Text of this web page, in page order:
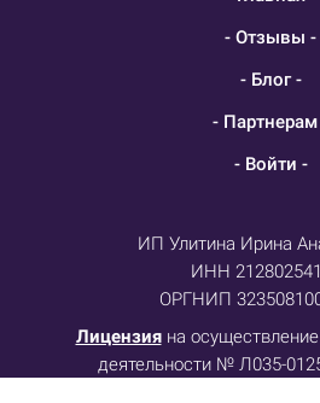
- Отзывы -
- Блог -
-
- Войти -
ИП Улитина Ирина
ИНН
ОРГНИП
Лицензия на
деятельности № Л035-